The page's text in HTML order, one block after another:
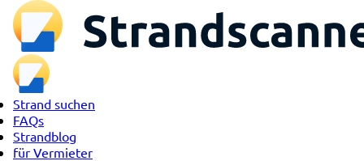
Strand suchen
FAQs
Strandblog
für Vermieter